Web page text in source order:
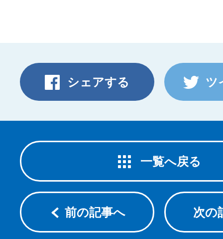
シェアする ツ
一覧へ戻る
前の記事へ 次の